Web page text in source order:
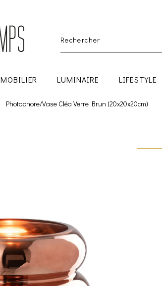
MOBILIER LUMINAIRE LIFESTYLE
Photophore/Vase Cléa Verre Brun (20x20x20cm)